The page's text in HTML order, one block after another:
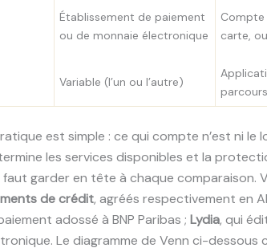
Établissement de paiement
ou de monnaie électronique
carte,
Variable (l’un ou l’autre)
est simple : ce qui compte n’est ni le
les services disponibles et la
faut garder en tête à chaque comparaison.
de crédit, agréés respectivement en
adossé à BNP Paribas ; Lydia, qui
Le diagramme de Venn ci-